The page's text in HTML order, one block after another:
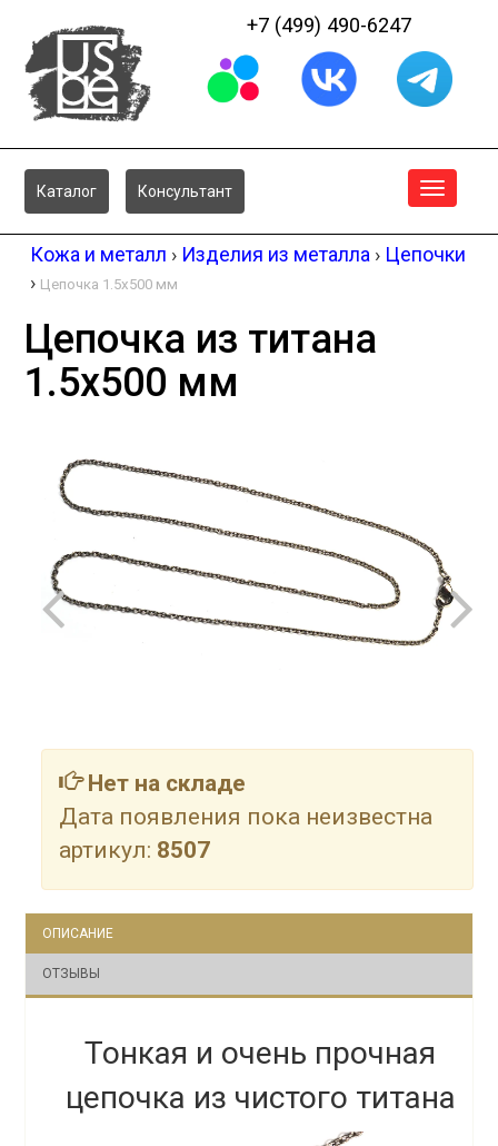
+7 (499) 490-6247
Меню
Каталог Консультант
Кожа и металл › Изделия из металла › Цепочки
› Цепочка 1.5x500 мм
Цепочка из титана
1.5x500 мм
Нет на складе
Дата появления пока неизвестна
артикул: 8507
ОПИСАНИЕ
ОТЗЫВЫ
Тонкая и очень прочная
цепочка из чистого титана